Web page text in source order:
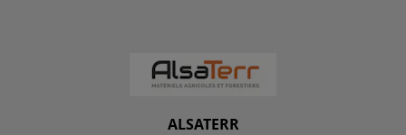
ALSATERR